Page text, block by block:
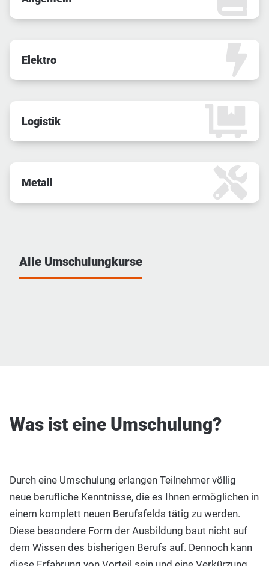
Elektro
Logistik
Metall
Alle Umschulungkurse
Was ist eine Umschulung?
Durch eine Umschulung erlangen Teilnehmer völlig
neue berufliche Kenntnisse, die es Ihnen ermöglichen in
einem komplett neuen Berufsfelds tätig zu werden.
Diese besondere Form der Ausbildung baut nicht auf
dem Wissen des bisherigen Berufs auf. Dennoch kann